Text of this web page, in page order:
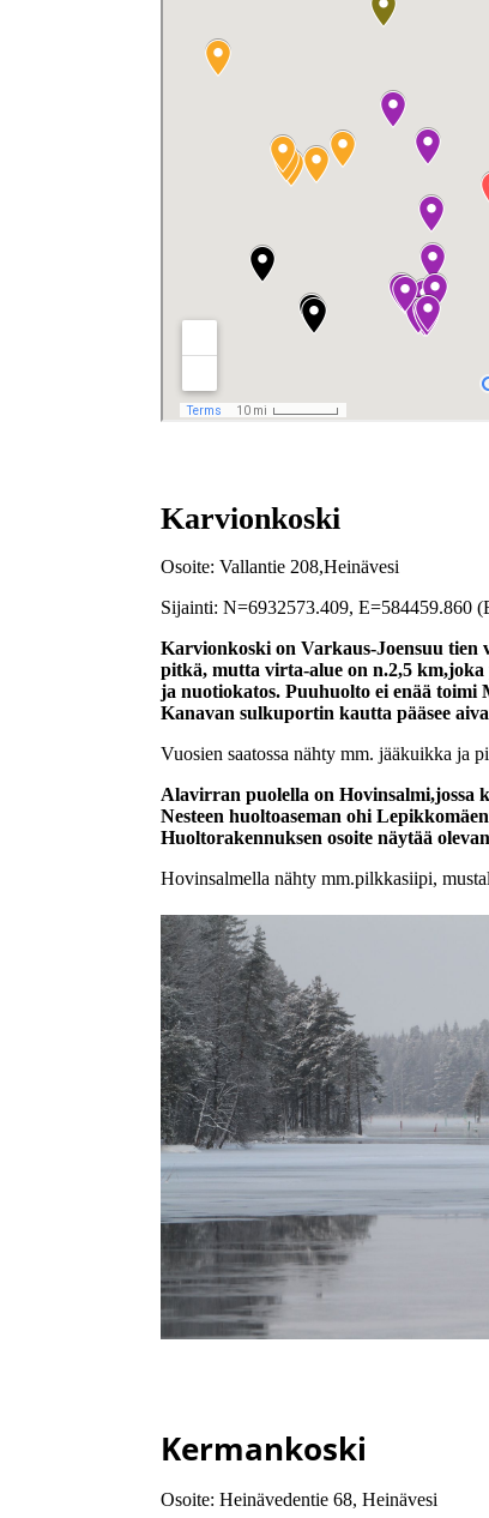
Karvionkoski
Osoite: Vallantie 208,Heinävesi
Sijainti: N=6932573.409, E=584459.860
Karvionkoski on Varkaus-Joensuu tien
pitkä, mutta virta-alue on n.2,5
ja nuotiokatos. Puuhuolto ei enää
Kanavan sulkuportin kautta pääsee
Vuosien saatossa nähty mm. jääkuikka ja
Alavirran puolella on Hovinsalmi,jossa
Nesteen huoltoaseman ohi
Huoltorakennuksen osoite näytää
Hovinsalmella nähty mm.pilkkasiipi,
Kermankoski
Osoite: Heinävedentie 68, Heinävesi